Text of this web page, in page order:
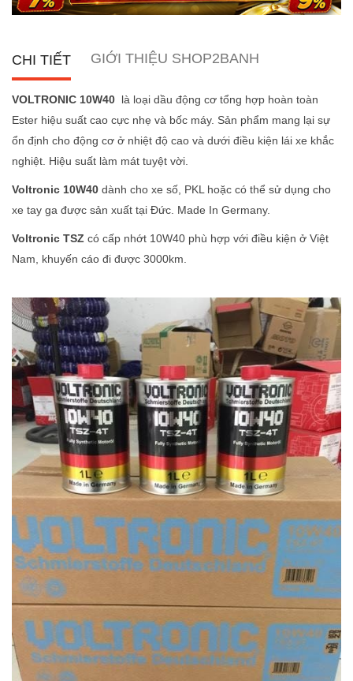
CHI TIẾT GIỚI THIỆU SHOP2BANH
VOLTRONIC 10W40 là loại dầu động cơ tổng hợp hoàn toàn
Ester hiệu suất cao cực nhẹ và bốc máy. Sản phẩm mang lại sự
ổn định cho động cơ ở nhiệt độ cao và dưới điều kiện lái xe khắc
nghiệt. Hiệu suất làm mát tuyệt vời.
Voltronic 10W40 dành cho xe số, PKL hoặc có thể sử dụng cho
xe tay ga được sản xuất tại Đức. Made In Germany.
Voltronic TSZ có cấp nhớt 10W40 phù hợp với điều kiện ở Việt
Nam, khuyến cáo đi được 3000km.